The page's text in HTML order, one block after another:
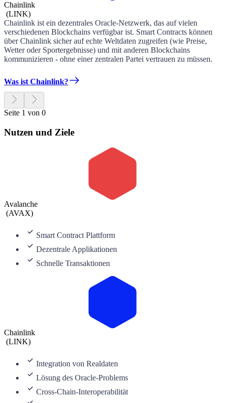
Chainlink
(LINK)
Chainlink ist ein dezentrales Oracle-Netzwerk, das auf vielen
verschiedenen Blockchains verfügbar ist. Smart Contracts können
über Chainlink sicher auf echte Weltdaten zugreifen (wie Preise,
Wetter oder Sportergebnisse) und mit anderen Blockchains
kommunizieren - ohne einer zentralen Partei vertrauen zu müssen.
Was ist Chainlink?
Seite 1 von 0
Nutzen und Ziele
Avalanche
(AVAX)
Smart Contract Plattform
Dezentrale Applikationen
Schnelle Transaktionen
Chainlink
(LINK)
Integration von Realdaten
Lösung des Oracle-Problems
Cross-Chain-Interoperabilität